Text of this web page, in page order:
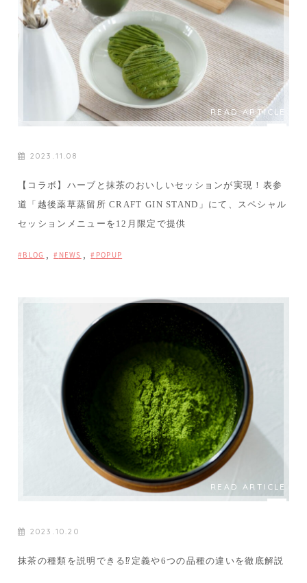
READ ARTICLE
2023.11.08
【コラボ】ハーブと抹茶のおいしいセッションが実現！表参
道「越後薬草蒸留所 CRAFT GIN STAND」にて、スペシャル
セッションメニューを12月限定で提供
BLOG , NEWS , POPUP
READ ARTICLE
2023.10.20
抹茶の種類を説明できる⁉定義や6つの品種の違いを徹底解説